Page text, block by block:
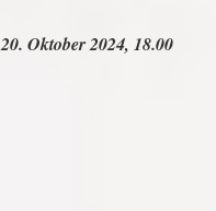
20. Oktober 2024, 18.00